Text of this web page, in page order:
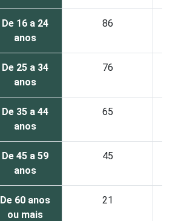
De 16 a 24
anos
86
De 25 a 34
anos
76
De 35 a 44
anos
65
De 45 a 59
anos
45
De 60 anos
ou mais
21